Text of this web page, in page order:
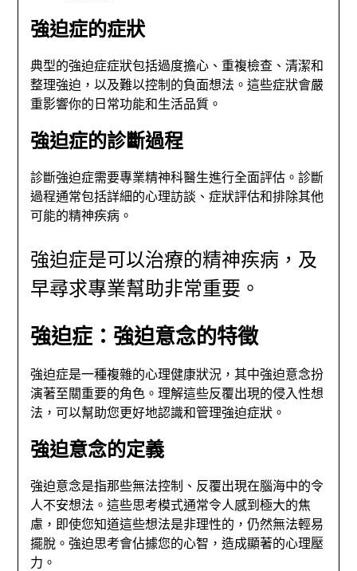
強迫症的症狀
典型的強迫症症狀包括過度擔心、重複檢查、清潔和
整理強迫，以及難以控制的負面想法。這些症狀會嚴
重影響你的日常功能和生活品質。
強迫症的診斷過程
診斷強迫症需要專業精神科醫生進行全面評估。診斷
過程通常包括詳細的心理訪談、症狀評估和排除其他
可能的精神疾病。
強迫症是可以治療的精神疾病，及
早尋求專業幫助非常重要。
強迫症：強迫意念的特徵
強迫症是一種複雜的心理健康狀況，其中強迫意念扮
演著至關重要的角色。理解這些反覆出現的侵入性想
法，可以幫助您更好地認識和管理強迫症狀。
強迫意念的定義
強迫意念是指那些無法控制、反覆出現在腦海中的令
人不安想法。這些思考模式通常令人感到極大的焦
慮，即使您知道這些想法是非理性的，仍然無法輕易
擺脫。強迫思考會佔據您的心智，造成顯著的心理壓
力。